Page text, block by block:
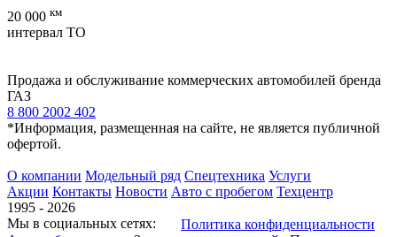
20 000 км
интервал ТО
Продажа и обслуживание коммерческих автомобилей бренда
ГАЗ
8 800 2002 402
*Информация, размещенная на сайте, не является публичной
офертой.
О компании Модельный ряд Спецтехника Услуги
Акции Контакты Новости Авто с пробегом Техцентр
1995 - 2026
Мы в социальных сетях:
Политика конфиденциальности